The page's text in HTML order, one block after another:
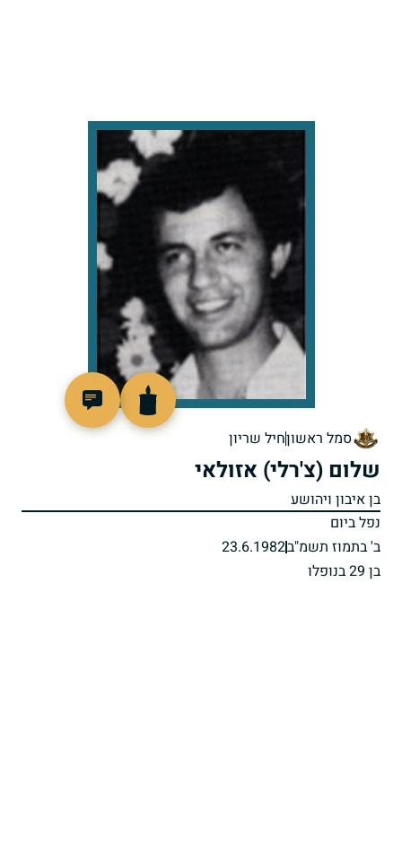
סמל ראשוןחיל שריון
שלום (צ'רלי) אזולאי
בן איבון ויהושע
נפל ביום
ב' בתמוז תשמ"ב23.6.1982
בן 29 בנופלו